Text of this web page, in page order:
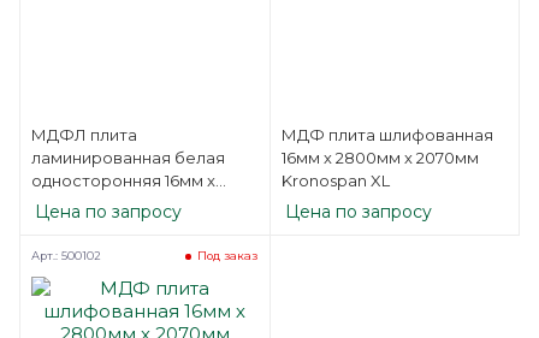
МДФЛ плита
ламинированная белая
односторонняя 16мм x
2800мм х 2070мм
Kronospan XL
Цена по запросу
МДФ плита шлифованная
16мм х 2800мм х 2070мм
Kronospan XL
Цена по запросу
Под заказ
Арт.: 500102